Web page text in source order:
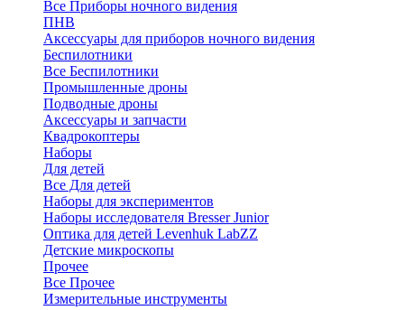
Все Приборы ночного видения
ПНВ
Аксессуары для приборов ночного видения
Беспилотники
Все Беспилотники
Промышленные дроны
Подводные дроны
Аксессуары и запчасти
Квадрокоптеры
Наборы
Для детей
Все Для детей
Наборы для экспериментов
Наборы исследователя Bresser Junior
Оптика для детей Levenhuk LabZZ
Детские микроскопы
Прочее
Все Прочее
Измерительные инструменты